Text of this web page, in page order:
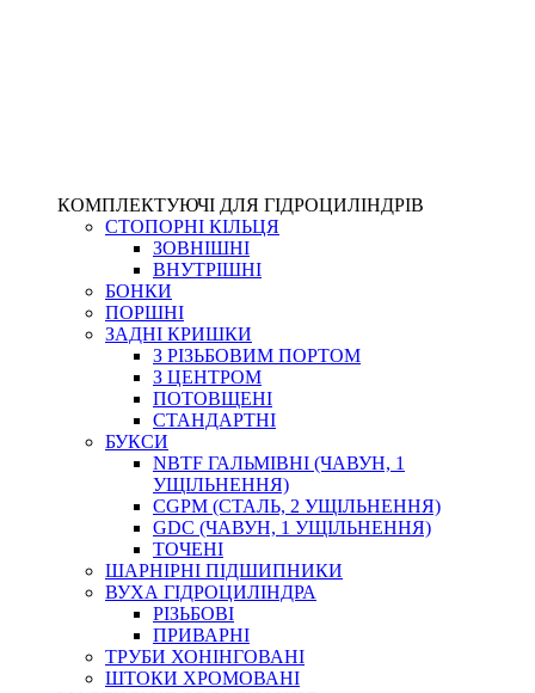
КОМПЛЕКТУЮЧІ ДЛЯ ГІДРОЦИЛІНДРІВ
СТОПОРНІ КІЛЬЦЯ
ЗОВНІШНІ
ВНУТРІШНІ
БОНКИ
ПОРШНІ
ЗАДНІ КРИШКИ
З РІЗЬБОВИМ ПОРТОМ
З ЦЕНТРОМ
ПОТОВЩЕНІ
СТАНДАРТНІ
БУКСИ
NBTF ГАЛЬМІВНІ (ЧАВУН, 1
УЩІЛЬНЕННЯ)
CGPM (СТАЛЬ, 2 УЩІЛЬНЕННЯ)
GDC (ЧАВУН, 1 УЩІЛЬНЕННЯ)
ТОЧЕНІ
ШАРНІРНІ ПІДШИПНИКИ
ВУХА ГІДРОЦИЛІНДРА
РІЗЬБОВІ
ПРИВАРНІ
ТРУБИ ХОНІНГОВАНІ
ШТОКИ ХРОМОВАНІ